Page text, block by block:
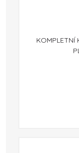
KOMPLETNÍ